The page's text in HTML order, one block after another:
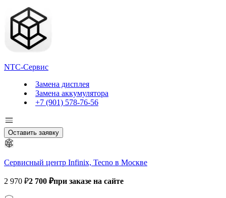
NTC-Сервис
Замена дисплея
Замена аккумулятора
+7 (901) 578-76-56
Оставить заявку
Сервисный центр Infinix, Tecno в Москве
2 970 ₽2 700 ₽при заказе на сайте